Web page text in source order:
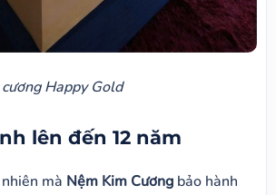
Happy Gold
lên đến 12 năm
mà Nệm Kim Cương bảo hành